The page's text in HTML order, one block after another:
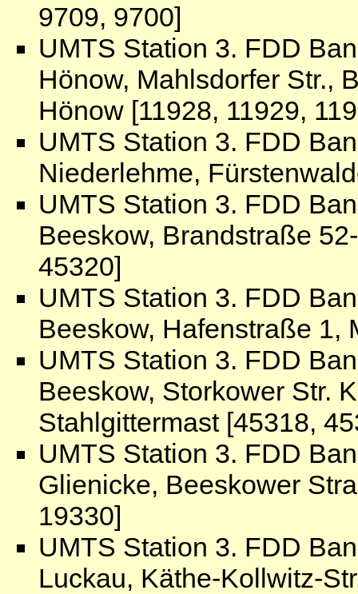
9709, 9700]
UMTS Station 3. FDD
Hönow, Mahlsdorfer Str.,
Hönow [11928, 11929,
UMTS Station 3. FDD
Niederlehme,
UMTS Station 3. FDD
Beeskow, Brandstraße
45320]
UMTS Station 3. FDD
Beeskow, Hafenstraße 1,
UMTS Station 3. FDD
Beeskow, Storkower Str.
Stahlgittermast [45318,
UMTS Station 3. FDD
Glienicke, Beeskower
19330]
UMTS Station 3. FDD
Luckau, Käthe-Kollwitz-